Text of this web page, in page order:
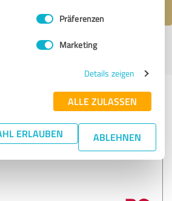
Präferenzen
Marketing
Details zeigen
ALLE ZULASSEN
ERLAUBEN ABLEHNEN
| Letzte Aktualisierung: 11.05.2022
zu weiteren
aus dem Bereich
Onlineshops